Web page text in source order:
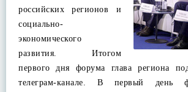
российских регионов и
социально-
экономического
развития. Итогом
первого дня форума глава региона
телеграм-канале. В первый день